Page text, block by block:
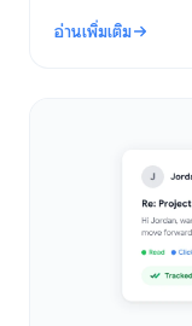
ตอบกลับ
อ่านเพิ่มเติม
: Google Forms